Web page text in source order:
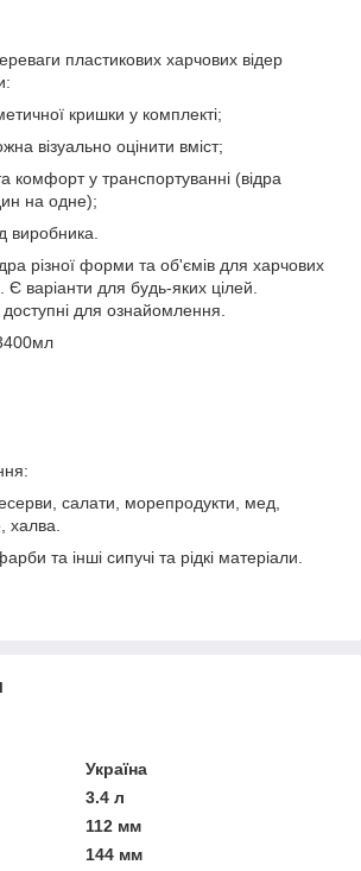
пластикових харчових відер
кришки у комплекті;
візуально оцінити вміст;
комфорт у транспортуванні (відра
на одне);
виробника.
різної форми та об'ємів для харчових
Є варіанти для будь-яких цілей.
доступні для ознайомлення.
салати, морепродукти, мед,
халва.
та інші сипучі та рідкі матеріали.
Україна
3.4 л
112 мм
144 мм